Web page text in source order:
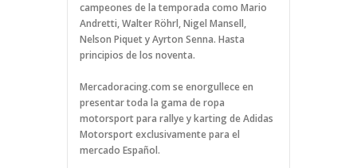
campeones de la temporada como Mario
Andretti, Walter Röhrl, Nigel Mansell,
Nelson Piquet y Ayrton Senna. Hasta
principios de los noventa.
Mercadoracing.com se enorgullece en
presentar toda la gama de ropa
motorsport para rallye y karting de Adidas
Motorsport exclusivamente para el
mercado Español.